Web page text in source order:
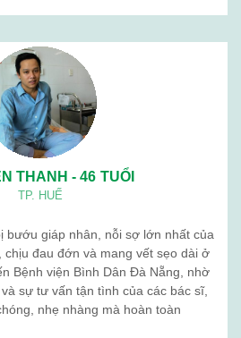
THANH - 46 TUỔI
TP. HUẾ
bướu giáp nhân, nỗi sợ lớn nhất của
chịu đau đớn và mang vết sẹo dài ở
Bệnh viện Bình Dân Đà Nẵng, nhờ
sự tư vấn tận tình của các bác sĩ,
nhẹ nhàng mà hoàn toàn